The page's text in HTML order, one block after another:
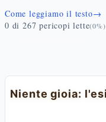
Come leggiamo il testo→
0 di 267 pericopi lette(0%)